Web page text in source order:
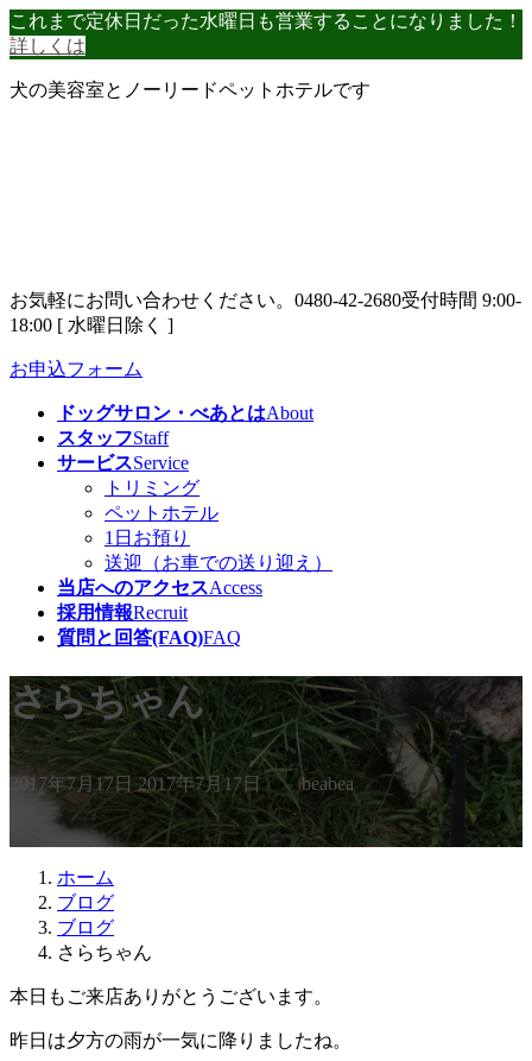
コ
ン
ン
ナ
ビ
ー
これまで定休日だった水曜日も営業することになりました！
詳しくは
犬の美容室とノーリードペットホテルです
お気軽にお問い合わせください。 0480-42-2680受付時間 9:00-
18:00 [ 水曜日除く ]
お申込フォーム
ドッグサロン・べあとはAbout
スタッフStaff
サービスService
トリミング
ペットホテル
1日お預り
送迎（お車での送り迎え）
当店へのアクセスAccess
採用情報Recruit
質問と回答(FAQ)FAQ
さらちゃん
2017年7月17日
最
終
更
新
2017年7月17日 beabea
ホーム
ブログ
ブログ
さらちゃん
本日もご来店ありがとうございます。
昨日は夕方の雨が一気に降りましたね。